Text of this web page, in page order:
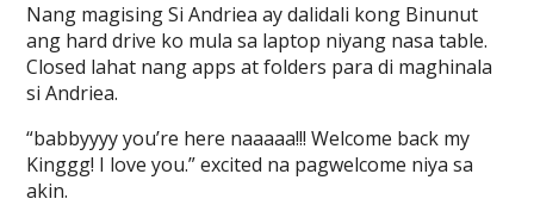
Nang magising Si Andriea ay dalidali kong Binunut
ang hard drive ko mula sa laptop niyang nasa table.
Closed lahat nang apps at folders para di maghinala
si Andriea.
“babbyyyy you’re here naaaaa!!! Welcome back my
Kinggg! I love you.” excited na pagwelcome niya sa
akin.